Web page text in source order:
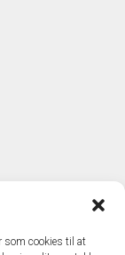
som cookies til at